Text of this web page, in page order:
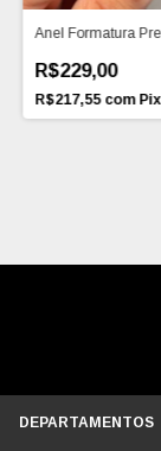
Anel Formatura
R$229,00
R$217,55 com Pix
DEPARTAMENTOS